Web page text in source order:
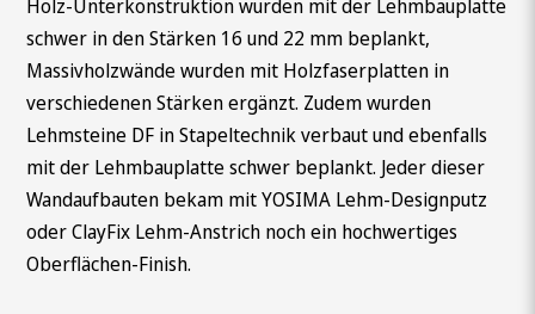
Holz-Unterkonstruktion wurden mit der Lehmbauplatte
schwer in den Stärken 16 und 22 mm beplankt,
Massivholzwände wurden mit Holzfaserplatten in
verschiedenen Stärken ergänzt. Zudem wurden
Lehmsteine DF in Stapeltechnik verbaut und ebenfalls
mit der Lehmbauplatte schwer beplankt. Jeder dieser
Wandaufbauten bekam mit YOSIMA Lehm-Designputz
oder ClayFix Lehm-Anstrich noch ein hochwertiges
Oberflächen-Finish.